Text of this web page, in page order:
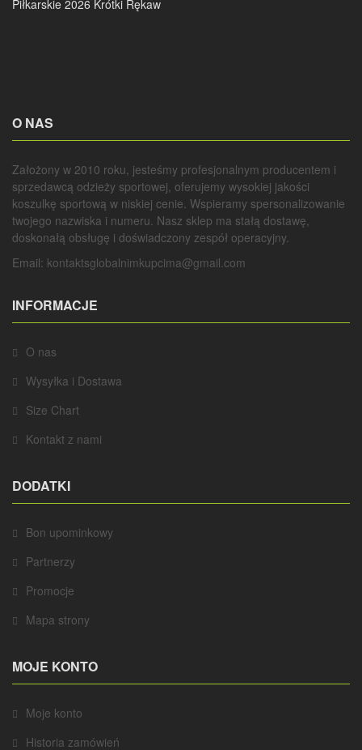
Piłkarskie 2026 Krótki Rękaw
O NAS
Założony w 2010 roku, jesteśmy profesjonalnym producentem i
sprzedawcą odzieży sportowej, oferujemy wysokiej jakości
koszulkę sportową w niskiej cenie. Wspieramy spersonalizowanie
twojego nazwiska i numeru. Nasz sklep ma stałą dostawę,
doskonałą obsługę i doświadczony zespół operacyjny.
Email: kontaktsglobalnimkupcima@gmail.com
INFORMACJE
O nas
Wysyłka i Dostawa
Size Chart
Kontakt z nami
DODATKI
Bon upominkowy
Partnerzy
Promocje
Mapa strony
MOJE KONTO
Moje konto
Historia zamówień